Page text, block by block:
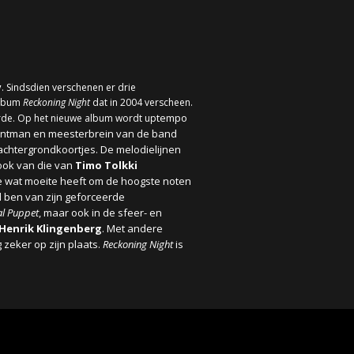
. Sindsdien verschenen er drie
Reckoning Nightdat in 2004 verscheen.
Op het nieuwe album wordt uptempo
en meesterbrein van de band
De melodielijnen
van die van Timo Tolkki
moeite heeft om de hoogste noten
ben van zijn geforceerde
Puppet, maar ook in de sfeer- en
Henrik Klingenberg. Met andere
op zijn plaats. Reckoning Nightis